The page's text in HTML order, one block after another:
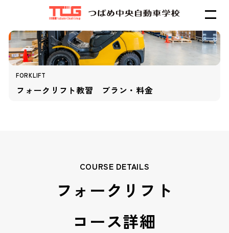
FORKLIFT
フォークリフト教習 プラン・料金
COURSE DETAILS
フォークリフト
コース詳細